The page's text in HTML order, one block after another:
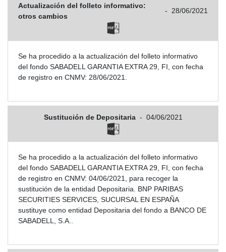
Actualización del folleto informativo:
otros cambios
- 28/06/2021
Se ha procedido a la actualización del folleto informativo
del fondo SABADELL GARANTIA EXTRA 29, FI, con fecha
de registro en CNMV: 28/06/2021.
Sustitución de Depositaria - 04/06/2021
Se ha procedido a la actualización del folleto informativo
del fondo SABADELL GARANTIA EXTRA 29, FI, con fecha
de registro en CNMV: 04/06/2021, para recoger la
sustitución de la entidad Depositaria. BNP PARIBAS
SECURITIES SERVICES, SUCURSAL EN ESPAÑA
sustituye como entidad Depositaria del fondo a BANCO DE
SABADELL, S.A..